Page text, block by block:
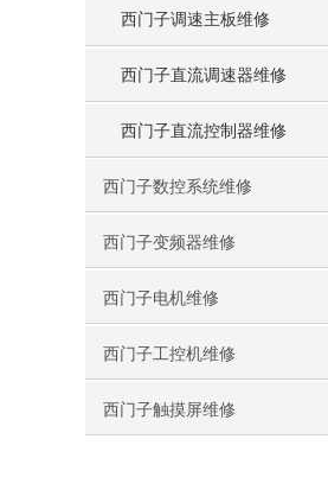
西门子调速主板维修
西门子直流调速器维修
西门子直流控制器维修
西门子数控系统维修
西门子变频器维修
西门子电机维修
西门子工控机维修
西门子触摸屏维修